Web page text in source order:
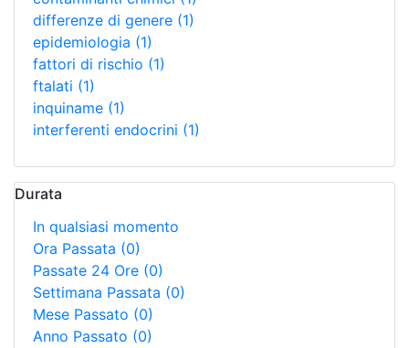
differenze di genere (1)
epidemiologia (1)
fattori di rischio (1)
ftalati (1)
inquiname (1)
interferenti endocrini (1)
Durata
In qualsiasi momento
Ora Passata (0)
Passate 24 Ore (0)
Settimana Passata (0)
Mese Passato (0)
Anno Passato (0)